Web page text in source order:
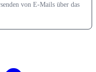
von E-Mails über das